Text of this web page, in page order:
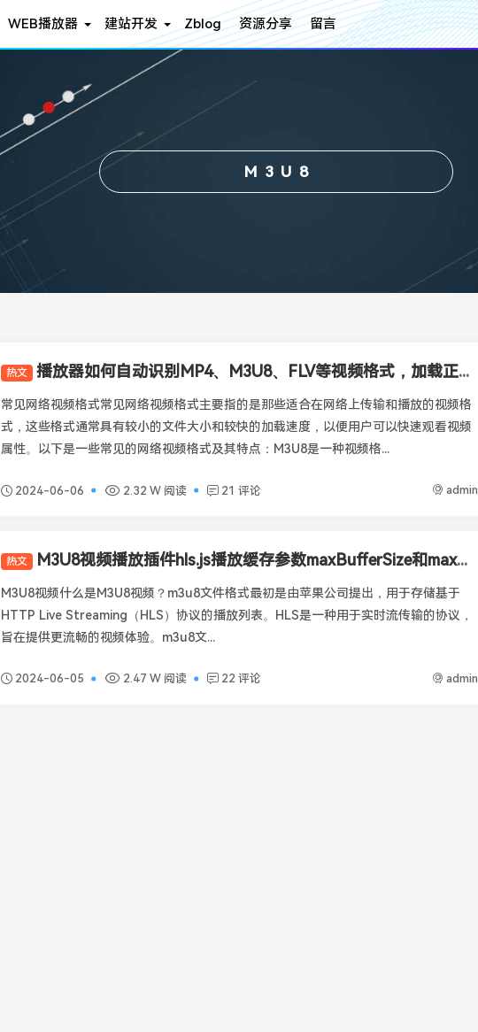
WEB播放器 建站开发 Zblog 资源分享 留言
M3U8
播放器知识
热文 播放器如何自动识别MP4、M3U8、FLV等视频格式，加载正确插件类型播放视频
常见网络视频格式常见网络视频格式主要指的是那些适合在网络上传输和播放的视频格
式，这些格式通常具有较小的文件大小和较快的加载速度，以便用户可以快速观看视频
属性。以下是一些常见的网络视频格式及其特点：M3U8是一种视频格...
2024-06-06 2.32 W 阅读 21 评论 admin
播放器知识
热文 M3U8视频播放插件hls.js播放缓存参数maxBufferSize和maxBufferLength设置
M3U8视频什么是M3U8视频？m3u8文件格式最初是由苹果公司提出，用于存储基于
HTTP Live Streaming（HLS）协议的播放列表。HLS是一种用于实时流传输的协议，
旨在提供更流畅的视频体验。m3u8文...
2024-06-05 2.47 W 阅读 22 评论 admin